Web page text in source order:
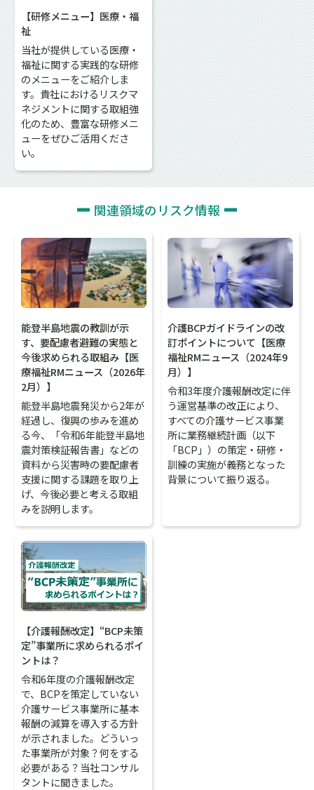
【研修メニュー】医療・福
祉
当社が提供している医療・
福祉に関する実践的な研修
のメニューをご紹介しま
す。貴社におけるリスクマ
ネジメントに関する取組強
化のため、豊富な研修メニ
ューをぜひご活用くださ
い。
関連領域のリスク情報
能登半島地震の教訓が示
す、要配慮者避難の実態と
今後求められる取組み【医
療福祉RMニュース（2026年
2月）】
能登半島地震発災から2年が
経過し、復興の歩みを進め
る今、「令和6年能登半島地
震対策検証報告書」などの
資料から災害時の要配慮者
支援に関する課題を取り上
げ、今後必要と考える取組
みを説明します。
介護BCPガイドラインの改
訂ポイントについて【医療
福祉RMニュース（2024年9
月）】
令和3年度介護報酬改定に伴
う運営基準の改正により、
すべての介護サービス事業
所に業務継続計画（以下
「BCP」）の策定・研修・
訓練の実施が義務となった
背景について振り返る。
【介護報酬改定】“BCP未策
定”事業所に求められるポイ
ントは？
令和6年度の介護報酬改定
で、BCPを策定していない
介護サービス事業所に基本
報酬の減算を導入する方針
が示されました。どういっ
た事業所が対象？何をする
必要がある？当社コンサル
タントに聞きました。